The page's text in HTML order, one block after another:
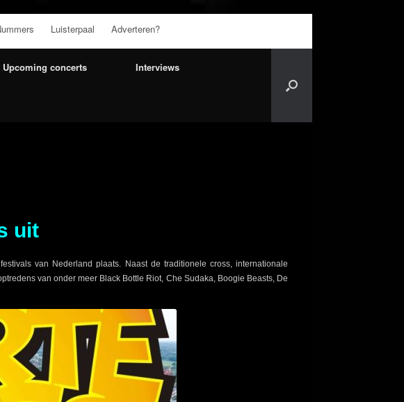
Luisterpaal Adverteren?
Upcoming concerts Interviews
uit
van Nederland plaats. Naast de traditionele cross, internationale
van onder meer Black Bottle Riot, Che Sudaka, Boogie Beasts, De